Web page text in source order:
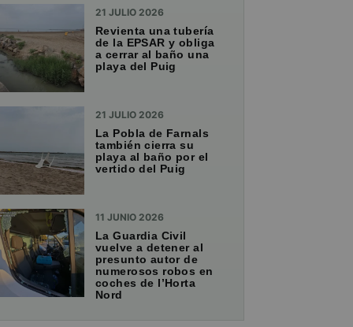
21 JULIO 2026
Revienta una tubería
de la EPSAR y obliga
a cerrar al baño una
playa del Puig
21 JULIO 2026
La Pobla de Farnals
también cierra su
playa al baño por el
vertido del Puig
11 JUNIO 2026
La Guardia Civil
vuelve a detener al
presunto autor de
numerosos robos en
coches de l’Horta
Nord